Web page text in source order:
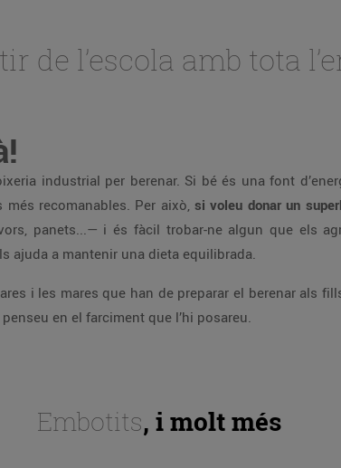
de l’escola amb tota
industrial per berenar. Si bé és una font
recomanables. Per això, si voleu donar un
panets...— i és fàcil trobar-ne algun que els
ajuda a mantenir una dieta equilibrada.
i les mares que han de preparar el berenar als
en el farciment que l’hi posareu.
Embotits, i molt més